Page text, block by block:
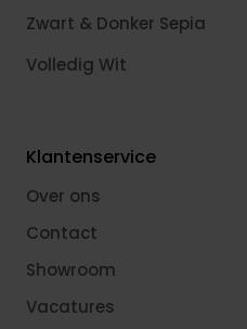
Zwart & Donker Sepia
Volledig Wit
Klantenservice
Over ons
Contact
Showroom
Vacatures